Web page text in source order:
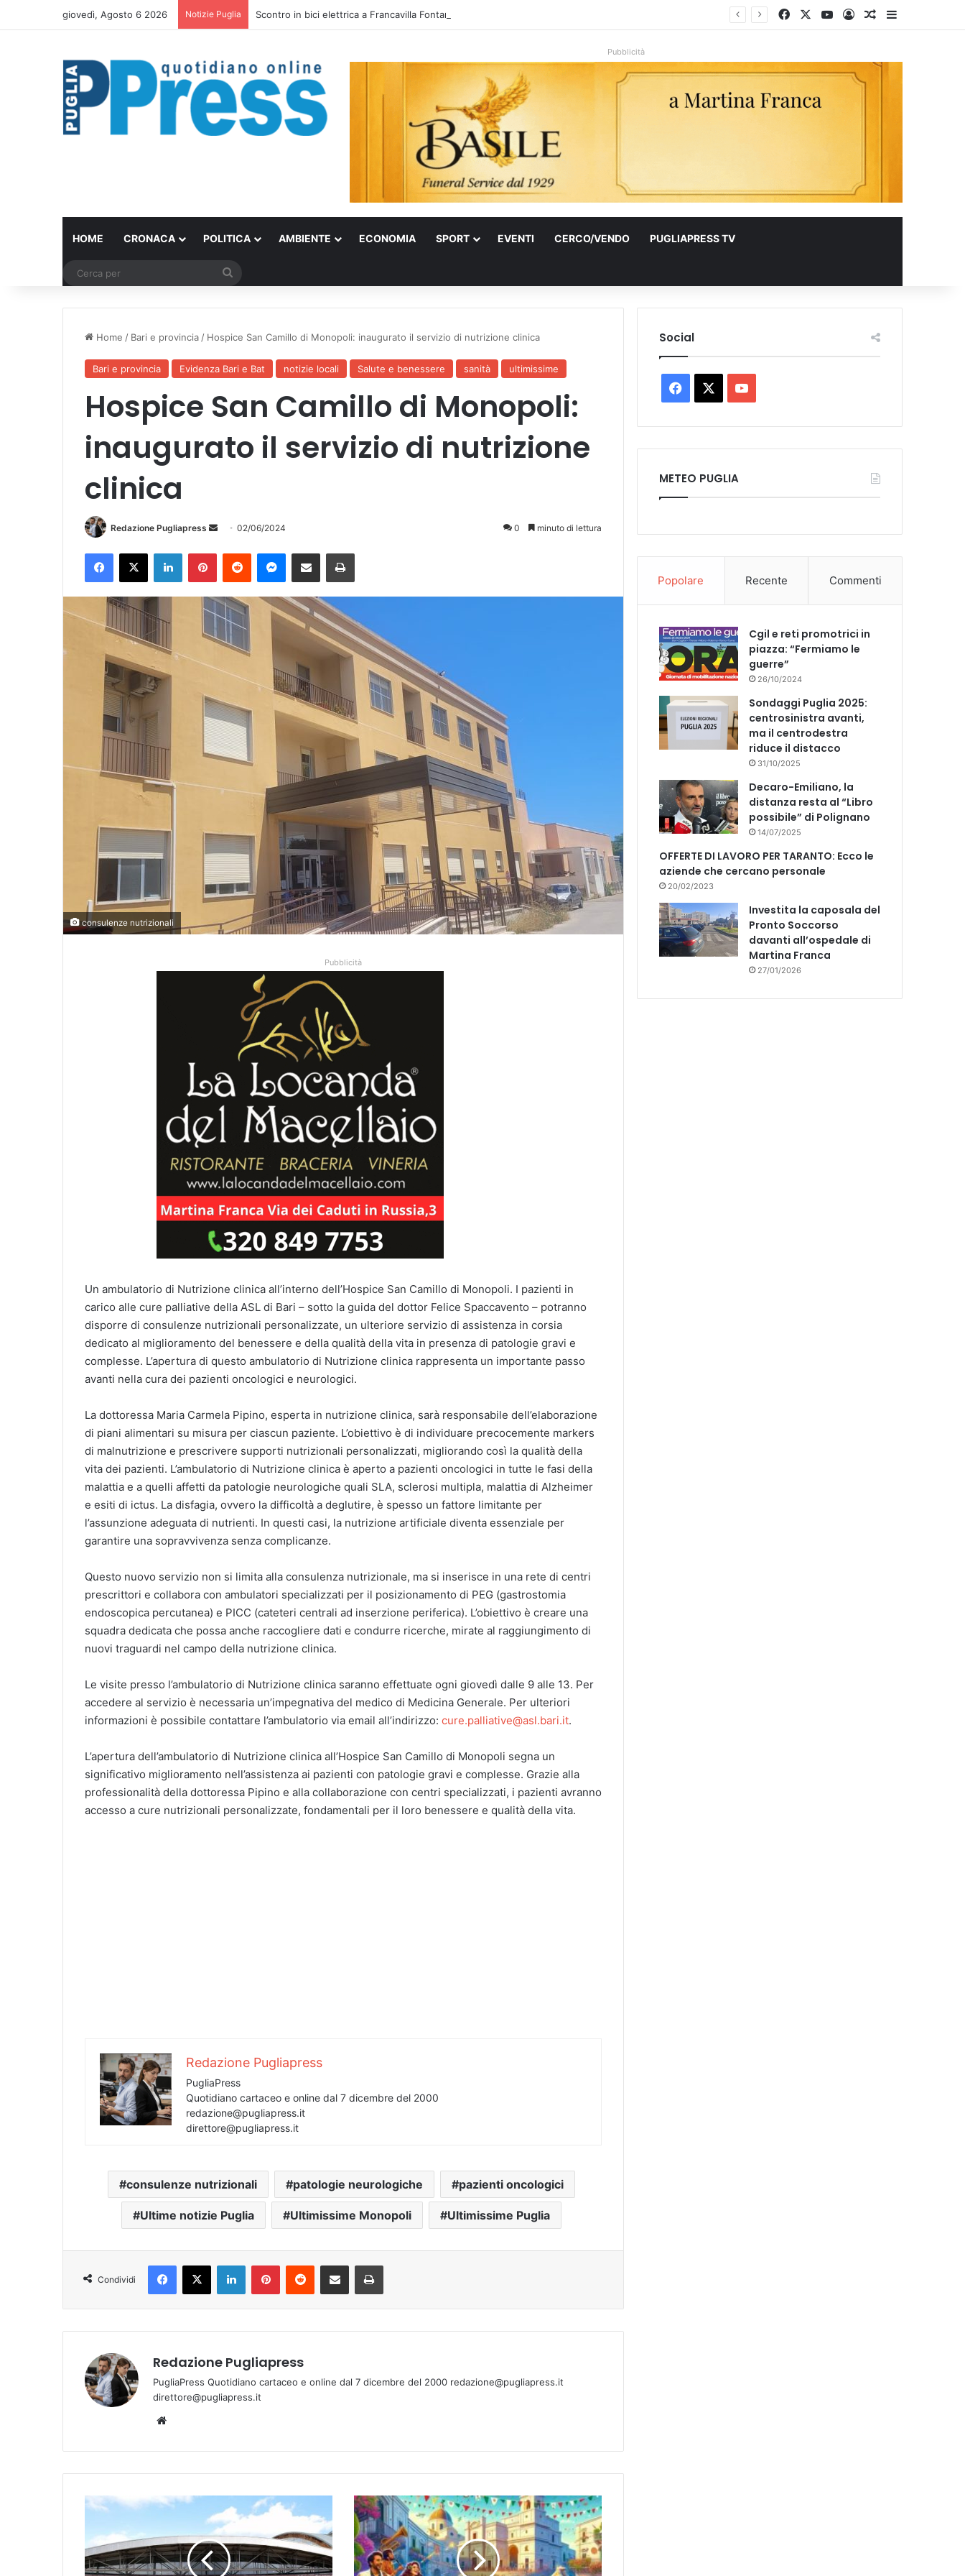
giovedì, Agosto 6 2026 Notizie Puglia Scontro in bici elettrica a Francavilla Fontana, due 15enni ricoverati in gravi condizioni FacebookYou Tube
AccediUn articolo a
Barra
Pubblicità
HOME CRONACA POLITICA AMBIENTE ECONOMIA SPORT EVENTI CERCO/VENDO PUGLIAPRESS TV
Home / Bari e provincia / Hospice San Camillo di Monopoli: inaugurato il servizio di nutrizione clinica
Bari e provincia Evidenza Bari e Bat notizie locali Salute e benessere sanità ultimissime
Hospice San Camillo di Monopoli:
inaugurato il servizio di nutrizione
clinica
Redazione Pugliapress
Invia 02/06/2024 0 minuto di lettura
Facebook
X LinkedInPinterestReddit Messenger
Condividi via mail Stampa
consulenze nutrizionali
Pubblicità
Un ambulatorio di Nutrizione clinica all’interno dell’Hospice San Camillo di Monopoli. I pazienti in
carico alle cure palliative della ASL di Bari – sotto la guida del dottor Felice Spaccavento – potranno
disporre di consulenze nutrizionali personalizzate, un ulteriore servizio di assistenza in corsia
dedicato al miglioramento del benessere e della qualità della vita in presenza di patologie gravi e
complesse. L’apertura di questo ambulatorio di Nutrizione clinica rappresenta un importante passo
avanti nella cura dei pazienti oncologici e neurologici.
La dottoressa Maria Carmela Pipino, esperta in nutrizione clinica, sarà responsabile dell’elaborazione
di piani alimentari su misura per ciascun paziente. L’obiettivo è di individuare precocemente markers
di malnutrizione e prescrivere supporti nutrizionali personalizzati, migliorando così la qualità della
vita dei pazienti. L’ambulatorio di Nutrizione clinica è aperto a pazienti oncologici in tutte le fasi della
malattia e a quelli affetti da patologie neurologiche quali SLA, sclerosi multipla, malattia di Alzheimer
e esiti di ictus. La disfagia, ovvero la difficoltà a deglutire, è spesso un fattore limitante per
l’assunzione adeguata di nutrienti. In questi casi, la nutrizione artificiale diventa essenziale per
garantire una sopravvivenza senza complicanze.
Questo nuovo servizio non si limita alla consulenza nutrizionale, ma si inserisce in una rete di centri
prescrittori e collabora con ambulatori specializzati per il posizionamento di PEG (gastrostomia
endoscopica percutanea) e PICC (cateteri centrali ad inserzione periferica). L’obiettivo è creare una
squadra dedicata che possa anche raccogliere dati e condurre ricerche, mirate al raggiungimento di
nuovi traguardi nel campo della nutrizione clinica.
Le visite presso l’ambulatorio di Nutrizione clinica saranno effettuate ogni giovedì dalle 9 alle 13. Per
accedere al servizio è necessaria un’impegnativa del medico di Medicina Generale. Per ulteriori
informazioni è possibile contattare l’ambulatorio via email all’indirizzo: cure.palliative@asl.bari.it.
L’apertura dell’ambulatorio di Nutrizione clinica all’Hospice San Camillo di Monopoli segna un
significativo miglioramento nell’assistenza ai pazienti con patologie gravi e complesse. Grazie alla
professionalità della dottoressa Pipino e alla collaborazione con centri specializzati, i pazienti avranno
accesso a cure nutrizionali personalizzate, fondamentali per il loro benessere e qualità della vita.
Redazione Pugliapress
PugliaPress
Quotidiano cartaceo e online dal 7 dicembre del 2000
redazione@pugliapress.it
direttore@pugliapress.it
consulenze nutrizionali patologie neurologiche pazienti oncologici
Ultime notizie Puglia Ultimissime Monopoli Ultimissime Puglia
Condividi
Facebook
X LinkedInPinterestReddit Condividi via mail Stampa
Redazione Pugliapress
PugliaPress Quotidiano cartaceo e online dal 7 dicembre del 2000 redazione@pugliapress.it
direttore@pugliapress.it
Bari:
Fiera
ridimensionato,
Festa
della
Repubblica
in
Puglia:
Social
Facebook You
METEO PUGLIA
Popolare Recente Commenti
Cgil e reti promotrici in
piazza: “Fermiamo le
guerre”
26/10/2024
Sondaggi Puglia 2025:
centrosinistra avanti,
ma il centrodestra
riduce il distacco
31/10/2025
Decaro-Emiliano, la
distanza resta al “Libro
possibile” di Polignano
14/07/2025
OFFERTE DI LAVORO PER TARANTO: Ecco le
aziende che cercano personale
20/02/2023
Investita la caposala del
Pronto Soccorso
davanti all’ospedale di
Martina Franca
27/01/2026